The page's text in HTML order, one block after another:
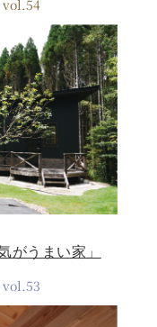
vol.54
うまい家」
vol.53